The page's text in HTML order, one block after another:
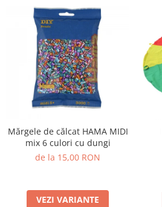
Mărgele de călcat HAMA MIDI
mix 6 culori cu dungi
de la 15,00 RON
VEZI VARIANTE